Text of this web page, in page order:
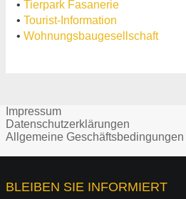
• Tierpark Fasanerie
• Tourist-Information
• Wohnungsbaugesellschaft
Impressum
Datenschutzerklärungen
Allgemeine Geschäftsbedingungen
BLEIBEN SIE INFORMIERT